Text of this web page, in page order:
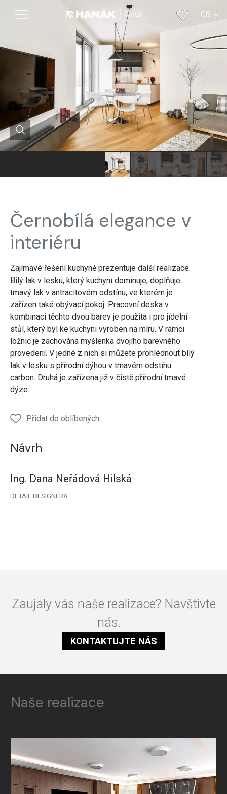
CS
EN
Černobílá elegance v
interiéru
Zajímavé řešení kuchyně prezentuje další realizace.
Bílý lak v lesku, který kuchyni dominuje, doplňuje
tmavý lak v antracitovém odstínu, ve kterém je
zařízen také obývací pokoj. Pracovní deska v
kombinaci těchto dvou barev je použita i pro jídelní
stůl, který byl ke kuchyni vyroben na míru. V rámci
ložnic je zachována myšlenka dvojího barevného
provedení. V jedné z nich si můžete prohlédnout bílý
lak v lesku s přírodní dýhou v tmavém odstínu
carbon. Druhá je zařízena již v čistě přírodní tmavé
dýze.
Přidat do oblíbených
Návrh
Ing. Dana Neřádová Hilská
DETAIL DESIGNÉRA
Zaujaly vás naše realizace? Navštivte
nás.
KONTAKTUJTE NÁS
Naše realizace